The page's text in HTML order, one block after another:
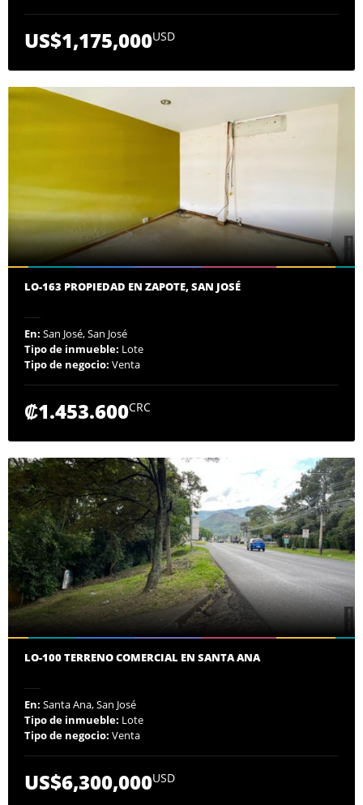
US$1,175,000USD
LO-163 PROPIEDAD EN ZAPOTE, SAN JOSÉ
En: San José, San José
Tipo de inmueble: Lote
Tipo de negocio: Venta
₡1.453.600CRC
LO-100 TERRENO COMERCIAL EN SANTA ANA
En: Santa Ana, San José
Tipo de inmueble: Lote
Tipo de negocio: Venta
US$6,300,000USD